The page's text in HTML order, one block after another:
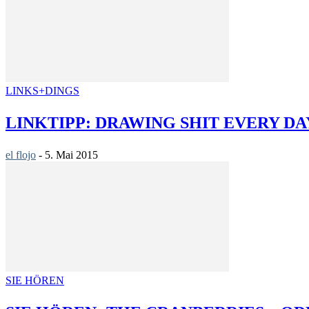
LINKS+DINGS
LINKTIPP: DRAWING SHIT EVERY
el flojo - 5. Mai 2015
SIE HÖREN